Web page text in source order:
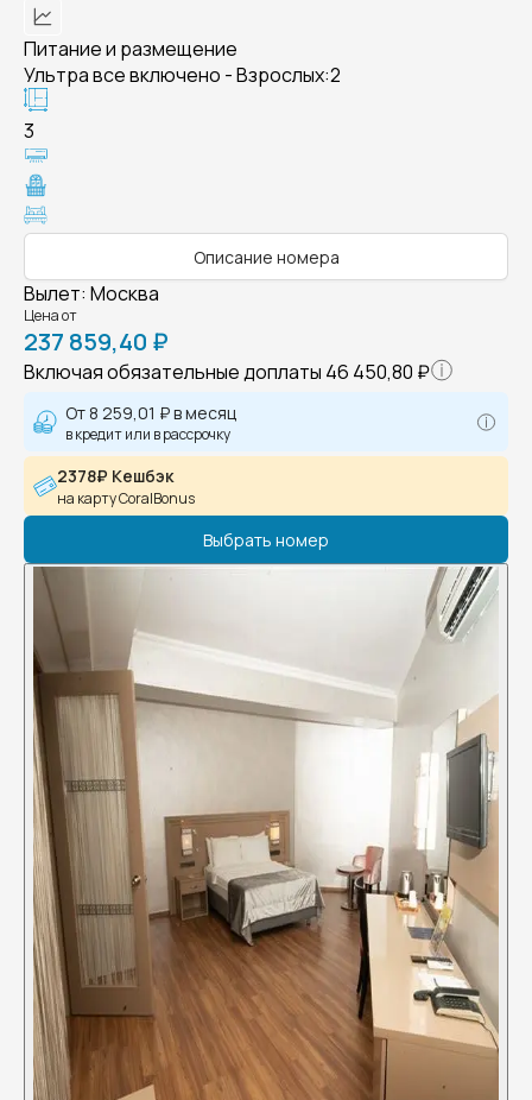
Питание и размещение
Ультра все включено - Взрослых:2
3
Описание номера
Вылет: Москва
Цена от
237 859,40 ₽
Включая обязательные доплаты 46 450,80 ₽
От 8 259,01 ₽в месяц
в кредит или в рассрочку
2378₽ Кешбэк
на карту CoralBonus
Выбрать номер